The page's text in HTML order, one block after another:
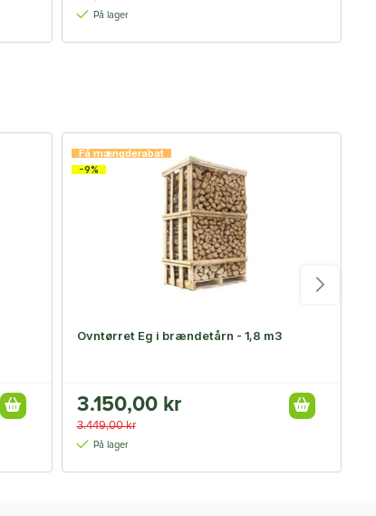
På lager
Få mængderabat
-9%
Ovntørret Eg i brændetårn - 1,8 m3
3.150,00 kr
3.449,00 kr
På lager